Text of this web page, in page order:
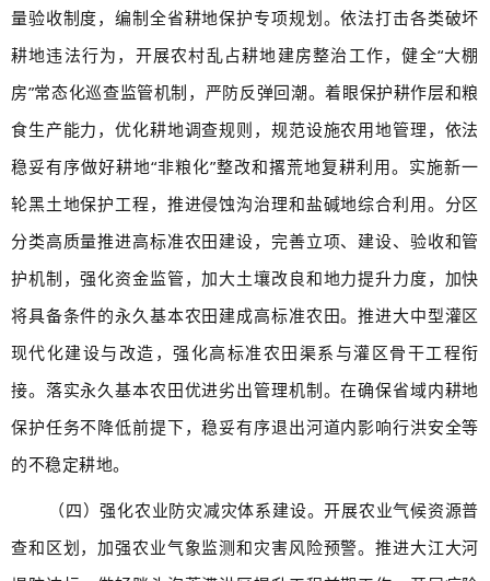
量验收制度，编制全省耕地保护专项规划。依法打击各类破坏
耕地违法行为，开展农村乱占耕地建房整治工作，健全“大棚
房”常态化巡查监管机制，严防反弹回潮。着眼保护耕作层和粮
食生产能力，优化耕地调查规则，规范设施农用地管理，依法
稳妥有序做好耕地“非粮化”整改和撂荒地复耕利用。实施新一
轮黑土地保护工程，推进侵蚀沟治理和盐碱地综合利用。分区
分类高质量推进高标准农田建设，完善立项、建设、验收和管
护机制，强化资金监管，加大土壤改良和地力提升力度，加快
将具备条件的永久基本农田建成高标准农田。推进大中型灌区
现代化建设与改造，强化高标准农田渠系与灌区骨干工程衔
接。落实永久基本农田优进劣出管理机制。在确保省域内耕地
保护任务不降低前提下，稳妥有序退出河道内影响行洪安全等
的不稳定耕地。
（四）强化农业防灾减灾体系建设。开展农业气候资源普
查和区划，加强农业气象监测和灾害风险预警。推进大江大河